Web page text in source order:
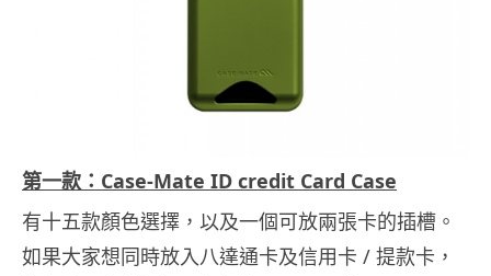
第一款：Case-Mate ID credit Card Case
有十五款顏色選擇，以及一個可放兩張卡的插槽。
如果大家想同時放入八達通卡及信用卡 / 提款卡，